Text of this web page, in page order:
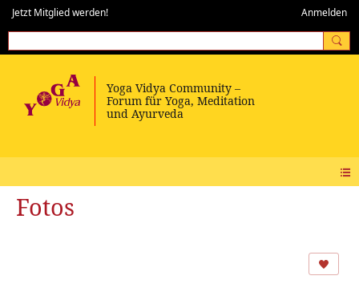
Jetzt Mitglied werden! Anmelden
Fotos